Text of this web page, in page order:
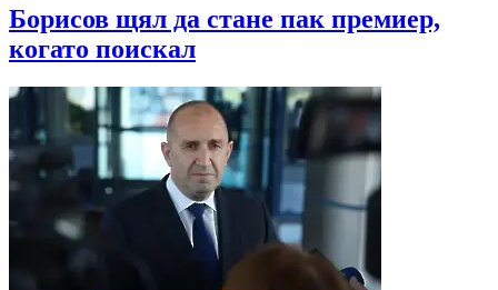
Борисов щял да стане пак премиер,
когато поискал